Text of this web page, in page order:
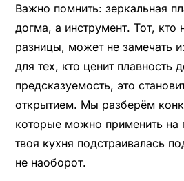
Важно помнить: зеркальная
догма, а инструмент. Тот, кто
разницы, может не замечать
для тех, кто ценит плавность
предсказуемость, это
открытием. Мы разберём
которые можно применить на
твоя кухня подстраивалась
не наоборот.